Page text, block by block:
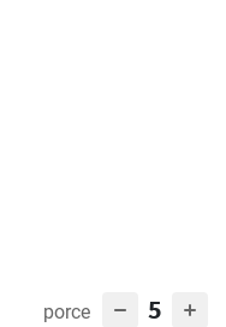
porce 5